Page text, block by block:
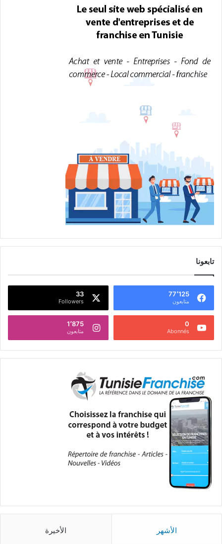
تابعونا
77٬125
متابعون
33
Followers
0
Abonnés
1٬875
متابعون
الأشهر الأخيرة